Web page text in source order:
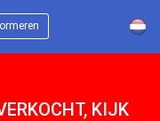
×
KIJK